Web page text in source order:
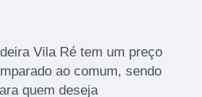
Vila Ré tem um preço
ao comum, sendo
quem deseja